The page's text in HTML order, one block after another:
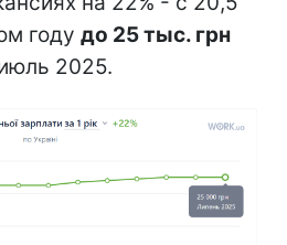
году до 25 тыс. грн
2025.